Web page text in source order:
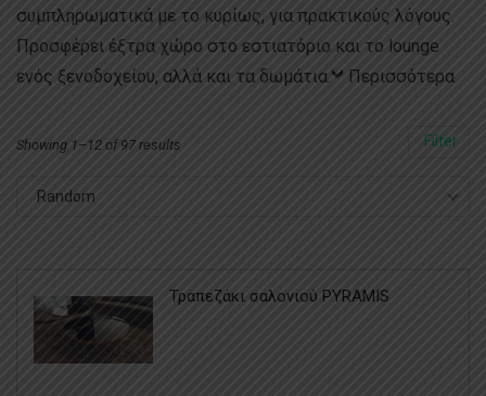
συμπληρωματικά με το κυρίως, για πρακτικούς λόγους.
Προσφέρει έξτρα χώρο στο εστιατόριο και το lounge
ενός ξενοδοχείου, αλλά και τα δωμάτια.
Περισσότερα
Filter
Showing 1–12 of 97 results
Random
Τραπεζάκι σαλονιού PYRAMIS